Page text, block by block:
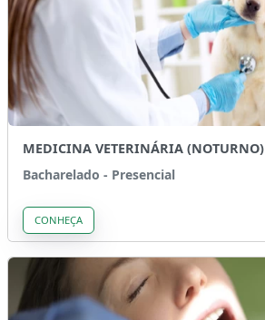
MEDICINA VETERINÁRIA (NOTURNO)
Bacharelado - Presencial
CONHEÇA